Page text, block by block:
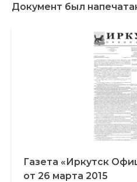
Документ был
Газета «Иркутск
от 26 марта 2015